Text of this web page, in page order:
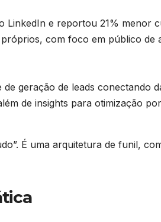
LinkedIn e reportou 21% menor
com foco em público de
geração de leads conectando
de insights para otimização por
É uma arquitetura de funil,